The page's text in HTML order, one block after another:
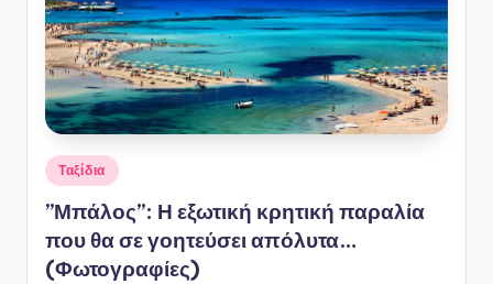
Αναρτήθηκε
σε
Ταξίδια
”Μπάλος”: Η εξωτική κρητική παραλία
που θα σε γοητεύσει απόλυτα…
(Φωτογραφίες)